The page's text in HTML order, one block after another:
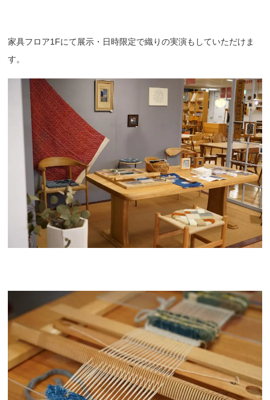
家具フロア1Fにて展示・日時限定で織りの実演もしていただけま
す。